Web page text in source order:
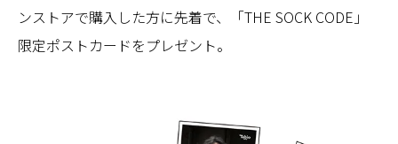
ンストアで購入した方に先着で、「THE SOCK CODE」
限定ポストカードをプレゼント。